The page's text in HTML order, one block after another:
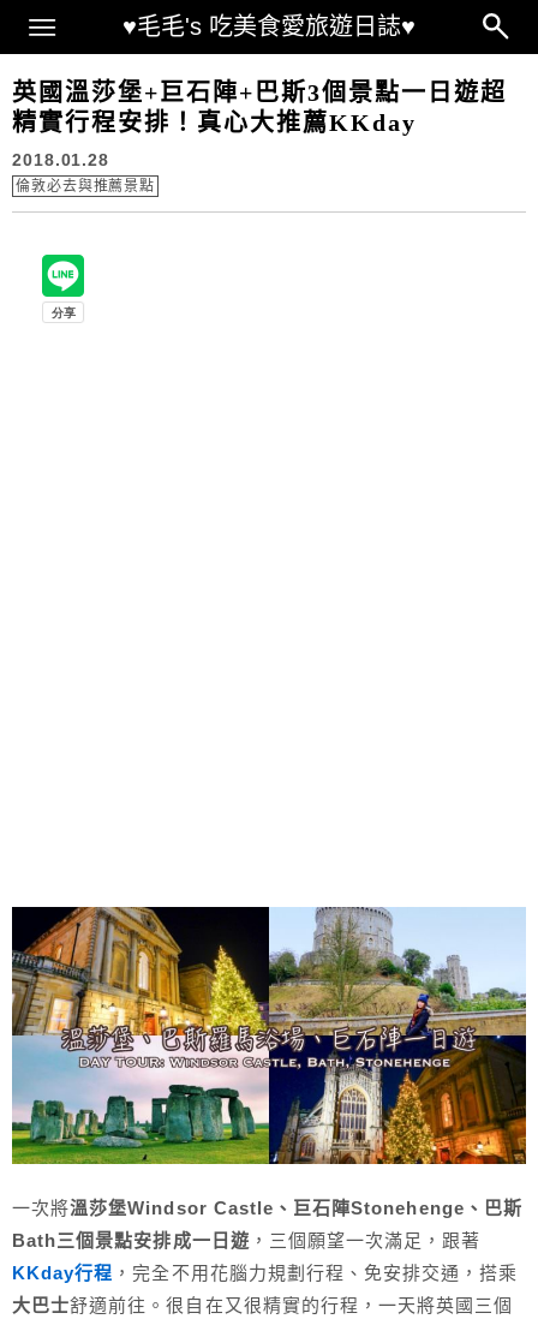
♥毛毛's 吃美食愛旅遊日誌♥
Main Menu
英國溫莎堡+巨石陣+巴斯3個景點一日遊超
精實行程安排！真心大推薦KKday
2018.01.28
倫敦必去與推薦景點
一次將溫莎堡Windsor Castle、巨石陣Stonehenge、巴斯
Bath三個景點安排成一日遊 ，三個願望一次滿足，跟著
KKday行程 ，完全不用花腦力規劃行程、免安排交通，搭乘
大巴士舒適前往。很自在又很精實的行程，一天將英國三個